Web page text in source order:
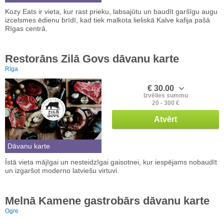
Kozy Eats ir vieta, kur rast prieku, labsajūtu un baudīt garšīgu augu
izcelsmes ēdienu brīdī, kad tiek malkota lieliskā Kalve kafija pašā
Rīgas centrā.
Restorāns Zilā Govs dāvanu karte
Rīga
Dāvanu karte
€ 30.00
Izvēlies summu
20 - 300 €
Atvērt
Īstā vieta mājīgai un nesteidzīgai gaisotnei, kur iespējams nobaudīt
un izgaršot moderno latviešu virtuvi.
Melnā Kamene gastrobārs dāvanu karte
Ogre